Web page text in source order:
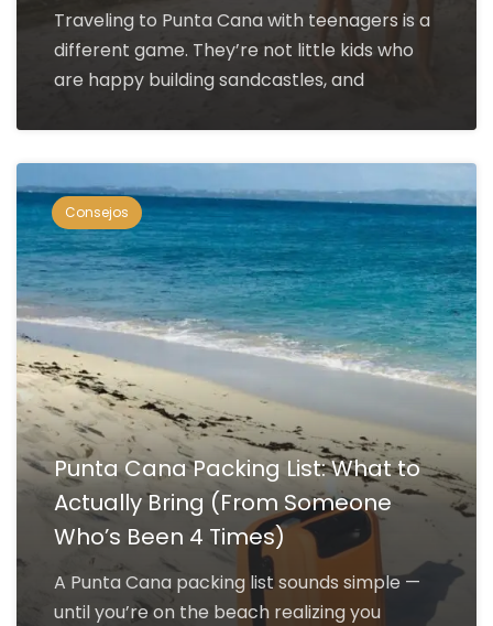
Traveling to Punta Cana with teenagers is a
different game. They’re not little kids who
are happy building sandcastles, and
Consejos
Punta Cana Packing List: What to
Actually Bring (From Someone
Who’s Been 4 Times)
A Punta Cana packing list sounds simple —
until you’re on the beach realizing you